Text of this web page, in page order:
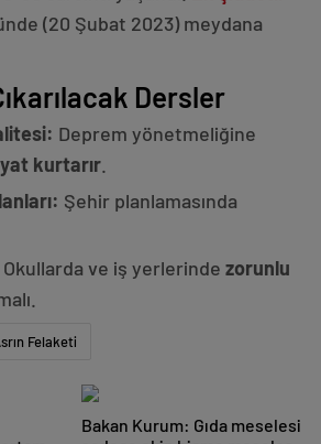
(20 Şubat 2023) meydana
Dersler
Deprem yönetmeliğine
kurtarır
Şehir planlamasında
Okullarda ve iş yerlerinde zorunlu
Felaketi
Bakan Kurum: Gıda meselesi